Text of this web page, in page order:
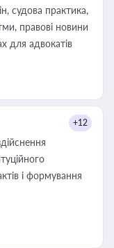
судова практика,
правові новини
для адвокатів
+12
і формування